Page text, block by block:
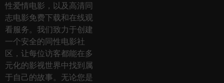
性爱情电影，以及高清同
志电影免费下载和在线观
看服务。我们致力于创建
一个安全的同性电影社
区，让每位访客都能在多
元化的影视世界中找到属
于自己的故事。无论您是